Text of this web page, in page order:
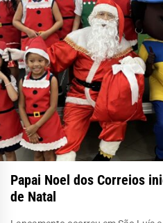
Papai Noel dos Correios
de Natal